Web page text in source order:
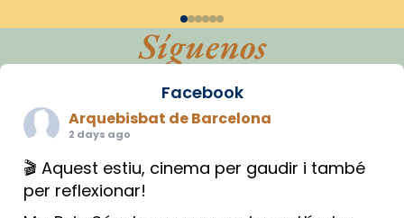
Síguenos
Facebook
Arquebisbat de Barcelona
2 days ago
🎬 Aquest estiu, cinema per gaudir i també
per reflexionar!